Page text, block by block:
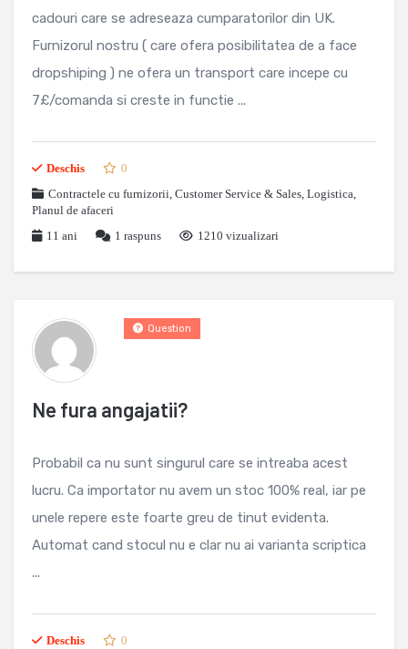
cadouri care se adreseaza cumparatorilor din UK.
Furnizorul nostru ( care ofera posibilitatea de a face
dropshiping ) ne ofera un transport care incepe cu
7£/comanda si creste in functie ...
Deschis
0
Contractele cu furnizorii, Customer Service & Sales, Logistica,
Planul de afaceri
11 ani
1 raspuns 1210 vizualizari
Ne fura angajatii?
Question
Probabil ca nu sunt singurul care se intreaba acest
lucru. Ca importator nu avem un stoc 100% real, iar pe
unele repere este foarte greu de tinut evidenta.
Automat cand stocul nu e clar nu ai varianta scriptica
...
Deschis
0